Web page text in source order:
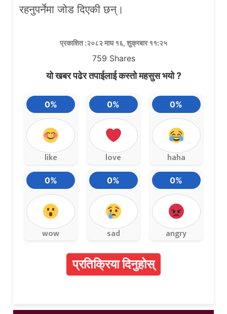
रहनुपर्नेमा जोड दिएकी छन्।
प्रकाशित :२०८२ माघ १६, शुक्रबार ११:२५
759 Shares
यो खबर पढेर तपाईलाई कस्तो महसुस भयो ?
0%
like
0%
love
0%
haha
0%
wow
0%
sad
0%
angry
प्रतिक्रिया दिनुहोस्